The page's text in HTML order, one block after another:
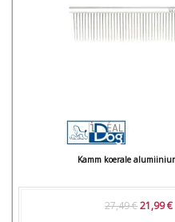
Kamm koerale
27,49 €21,99 €